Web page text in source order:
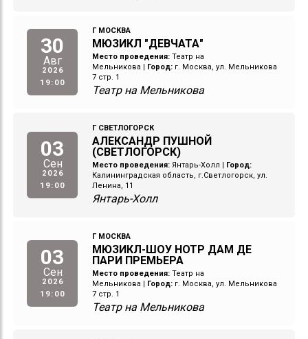
30
Авг
2026
19:00
Г МОСКВА
МЮЗИКЛ "ДЕВЧАТА"
Место проведения: Театр на
Мельникова | Город: г. Москва, ул. Мельникова
7 стр. 1
Театр на Мельникова
03
Сен
2026
19:00
Г СВЕТЛОГОРСК
АЛЕКСАНДР ПУШНОЙ
(СВЕТЛОГОРСК)
Место проведения: Янтарь-Холл | Город:
Калининградская область, г.Светлогорск, ул.
Ленина, 11
Янтарь-Холл
03
Сен
2026
19:00
Г МОСКВА
МЮЗИКЛ-ШОУ НОТР ДАМ ДЕ
ПАРИ ПРЕМЬЕРА
Место проведения: Театр на
Мельникова | Город: г. Москва, ул. Мельникова
7 стр. 1
Театр на Мельникова